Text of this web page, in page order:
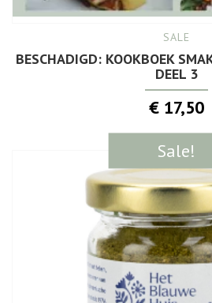
SALE
BESCHADIGD: KOOKBOEK
DEEL 3
€ 17,50
Sale!